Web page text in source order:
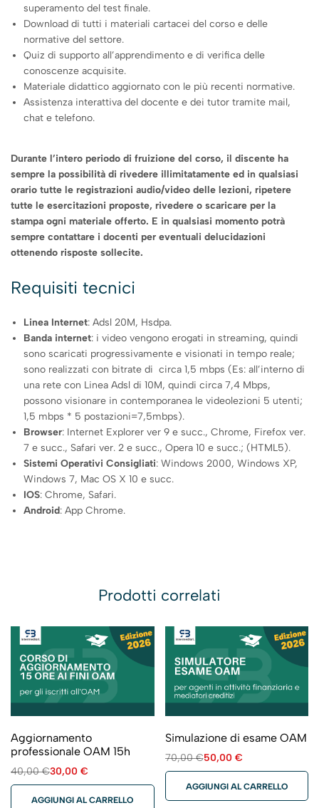
superamento del test finale.
Download di tutti i materiali cartacei del corso e delle
normative del settore.
Quiz di supporto all’apprendimento e di verifica delle
conoscenze acquisite.
Materiale didattico aggiornato con le più recenti normative.
Assistenza interattiva del docente e dei tutor tramite mail,
chat e telefono.
Durante l’intero periodo di fruizione del corso, il discente ha
sempre la possibilità di rivedere illimitatamente ed in qualsiasi
orario tutte le registrazioni audio/video delle lezioni, ripetere
tutte le esercitazioni proposte, rivedere o scaricare per la
stampa ogni materiale offerto. E in qualsiasi momento potrà
sempre contattare i docenti per eventuali delucidazioni
ottenendo risposte sollecite.
Requisiti tecnici
Linea Internet: Adsl 20M, Hsdpa.
Banda internet: i video vengono erogati in streaming, quindi
sono scaricati progressivamente e visionati in tempo reale;
sono realizzati con bitrate di circa 1,5 mbps (Es: all’interno di
una rete con Linea Adsl di 10M, quindi circa 7,4 Mbps,
possono visionare in contemporanea le videolezioni 5 utenti;
1,5 mbps * 5 postazioni=7,5mbps).
Browser: Internet Explorer ver 9 e succ., Chrome, Firefox ver.
7 e succ., Safari ver. 2 e succ., Opera 10 e succ.; (HTML5).
Sistemi Operativi Consigliati: Windows 2000, Windows XP,
Windows 7, Mac OS X 10 e succ.
IOS: Chrome, Safari.
Android: App Chrome.
Prodotti correlati
Aggiornamento
professionale OAM 15h
40,00€30,00 €
AGGIUNGI AL CARRELLO
Simulazione di esame OAM
70,00€50,00 €
AGGIUNGI AL CARRELLO